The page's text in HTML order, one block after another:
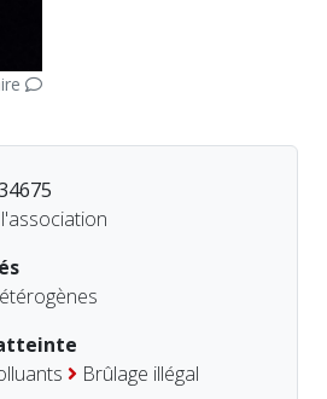
Brûlage illégal